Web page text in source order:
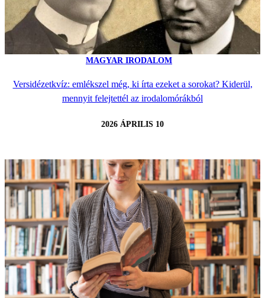
MAGYAR IRODALOM
Versidézetkvíz: emlékszel még, ki írta ezeket a sorokat? Kiderül,
mennyit felejtettél az irodalomórákból
2026 ÁPRILIS 10